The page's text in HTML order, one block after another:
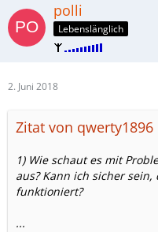
polli
Lebenslänglich
2. Juni 2018
Zitat von qwerty1896
1) Wie schaut es mit
aus? Kann ich sicher
funktioniert?
...